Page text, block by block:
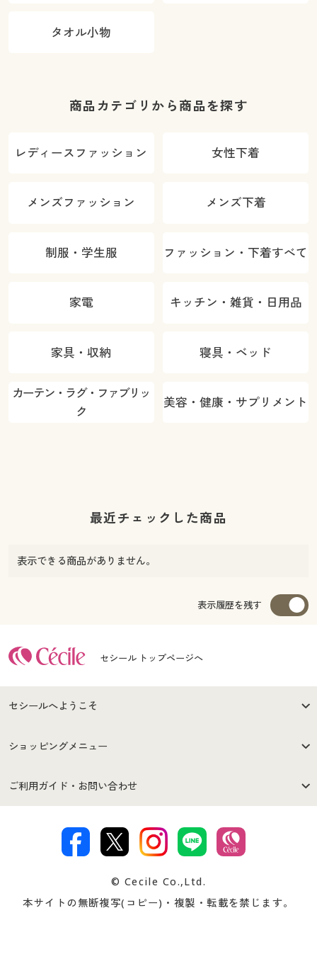
タオル小物
商品カテゴリから商品を探す
レディースファッション 女性下着
メンズファッション メンズ下着
制服・学生服 ファッション・下着すべて
家電 キッチン・雑貨・日用品
家具・収納 寝具・ベッド
カーテン・ラグ・ファブリッ
ク
美容・健康・サプリメント
最近チェックした商品
表示できる商品がありません。
表示履歴を残す
セシール トップページへ
セシールへようこそ
はじめての方へ
セシールご利用規約
著作権・商標について 会社案内
ショッピングメニュー
商品カテゴリ
プレゼント＆キャンペーン サイトマップ
ご利用ガイド・お問い合わせ
交換・返品は お支払は
ついて
忘れの場合
© Cecile Co.,Ltd.
本サイトの無断複写(コピー)・複製・転載を禁じます。